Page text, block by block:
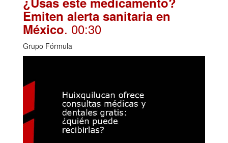
Emiten alerta sanitaria en
México. 00:30
Grupo Fórmula